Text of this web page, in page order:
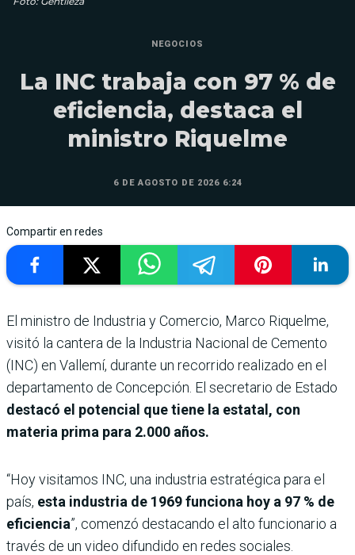
NEGOCIOS
La INC trabaja con 97 % de
eficiencia, destaca el
ministro Riquelme
6 DE AGOSTO DE 2026 6:24
Compartir en redes
El ministro de Industria y Comercio, Marco Riquelme,
visitó la cantera de la Industria Nacional de Cemento
(INC) en Vallemí, durante un recorrido realizado en el
departamento de Concepción. El secretario de Estado
destacó el potencial que tiene la estatal, con
materia prima para 2.000 años.
“Hoy visitamos INC, una industria estratégica para el
país, esta industria de 1969 funciona hoy a 97 % de
eficiencia”, comenzó destacando el alto funcionario a
través de un video difundido en redes sociales.